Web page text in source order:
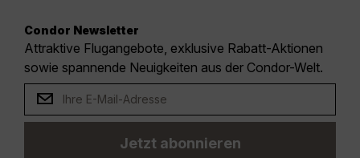
Condor Newsletter
Attraktive Flugangebote, exklusive Rabatt-Aktionen
sowie spannende Neuigkeiten aus der Condor-Welt.
Jetzt abonnieren